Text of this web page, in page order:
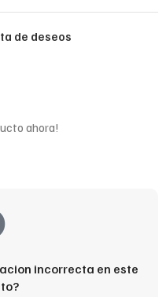
de deseos
ahora!
incorrecta en este